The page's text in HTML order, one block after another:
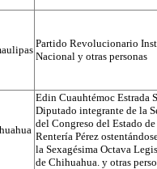
Partido Revolucionario
Nacional y otras personas
Edin Cuauhtémoc Estrada
Diputado integrante de la
del Congreso del Estado
Rentería Pérez
la Sexagésima Octava
de Chihuahua. y otras